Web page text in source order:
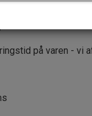
på varen - vi